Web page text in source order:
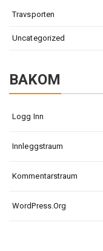
Travsporten
Uncategorized
BAKOM
Logg Inn
Innleggstraum
Kommentarstraum
WordPress.org